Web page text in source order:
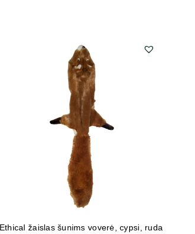
Ethical žaislas šunims voverė, cypsi, ruda